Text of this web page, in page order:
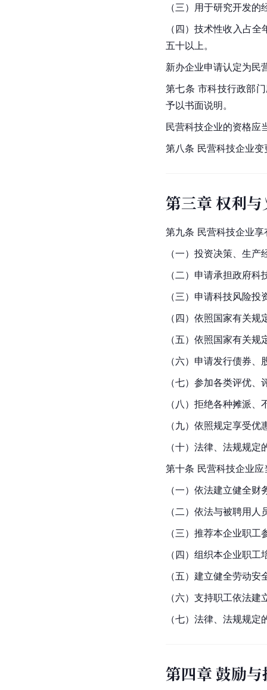
（三）用于研究开发
（四）技术性收入占
五十以上。
新办企业申请认定为民
第七条 市科技行政部
予以书面说明。
民营科技企业的资格应
第八条 民营科技企业
第三章 权利与
第九条 民营科技企业
（一）投资决策、生
（二）申请承担政府科
（三）申请科技风险
（四）依照国家有关
（五）依照国家有关
（六）申请发行债券、
（七）参加各类评优、
（八）拒绝各种摊派
（九）依照规定享受优
（十）法律、法规规定
第十条 民营科技企业
（一）依法建立健全
（二）依法与被聘用
（三）推荐本企业职
（四）组织本企业职
（五）建立健全劳动
（六）支持职工依法
（七）法律、法规规定
第四章 鼓励与